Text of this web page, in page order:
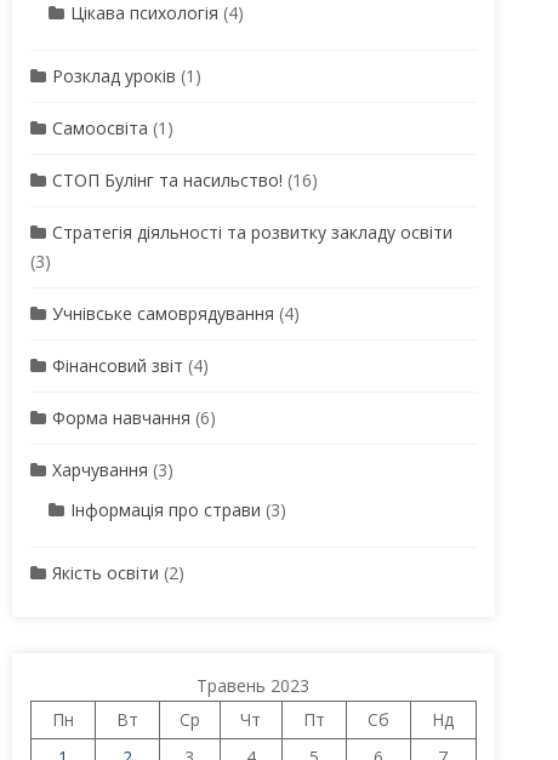
Цікава психологія (4)
Розклад уроків (1)
Самоосвіта (1)
СТОП Булінг та насильство! (16)
Стратегія діяльності та розвитку закладу освіти
(3)
Учнівське самоврядування (4)
Фінансовий звіт (4)
Форма навчання (6)
Харчування (3)
Інформація про страви (3)
Якість освіти (2)
Травень 2023
Пн
Вт Ср Чт Пт Сб
Нд